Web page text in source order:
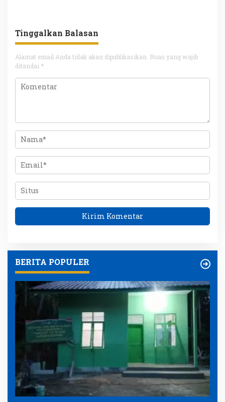
Tinggalkan Balasan
Alamat email Anda tidak akan dipublikasikan. Ruas yang wajib
ditandai *
BERITA POPULER